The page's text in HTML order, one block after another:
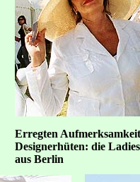
Erregten
Designerhüten: die
aus Berlin